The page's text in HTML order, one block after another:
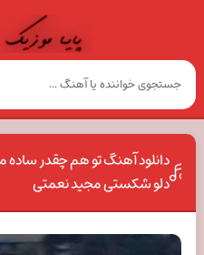
دانلود آهنگ تو هم چقدر ساده
دلو شکستی مجید نعمتی